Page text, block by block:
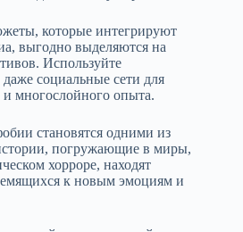
которые интегрируют
выгодно выделяются на
Используйте
социальные сети для
и многослойного опыта.
становятся одними из
погружающие в миры,
хорроре, находят
к новым эмоциям и